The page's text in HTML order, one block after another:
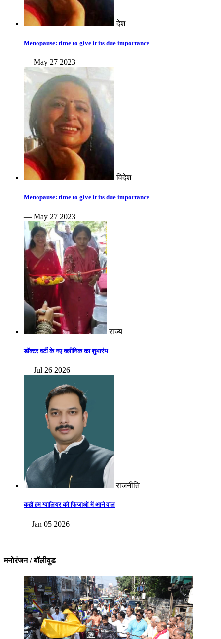
देश
Menopause: time to give it its due importance
— May 27 2023
विदेश
Menopause: time to give it its due importance
— May 27 2023
राज्य
डॉक्टर वर्टी के नए क्लीनिक का शुभारंभ
— Jul 26 2026
राजनीति
कहीं हम ग्वालियर की फिजाओं में आने वाल
—Jan 05 2026
मनोरंजन / बॉलीवुड